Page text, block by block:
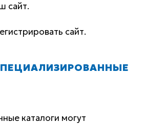
сайт.
сайт.
каталоги могут